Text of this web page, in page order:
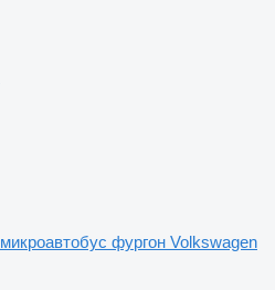
микроавтобус фургон Volkswagen